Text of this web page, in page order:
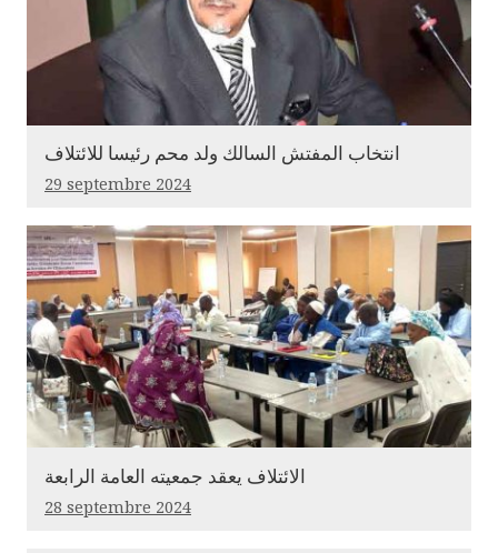
انتخاب المفتش السالك ولد محم رئيسا للائتلاف
29 septembre 2024
الائتلاف يعقد جمعيته العامة الرابعة
28 septembre 2024